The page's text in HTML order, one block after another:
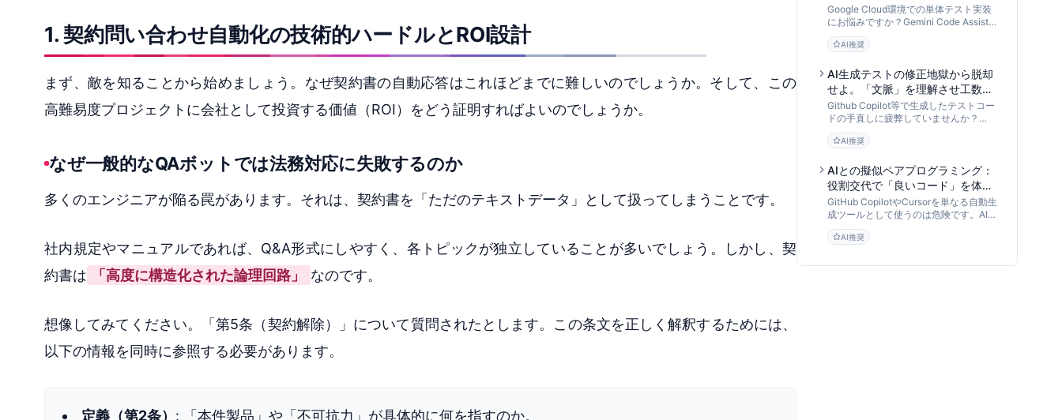
1. 契約問い合わせ自動化の技術的ハードルとROI設計
まず、敵を知ることから始めましょう。なぜ契約書の自動応答はこれほどまでに難しいのでしょうか。そして、この
高難易度プロジェクトに会社として投資する価値（ROI）をどう証明すればよいのでしょうか。
なぜ一般的なQAボットでは法務対応に失敗するのか
多くのエンジニアが陥る罠があります。それは、契約書を「ただのテキストデータ」として扱ってしまうことです。
社内規定やマニュアルであれば、Q&A形式にしやすく、各トピックが独立していることが多いでしょう。しかし、契
約書は
「高度に構造化された論理回路」 なのです。
想像してみてください。「第5条（契約解除）」について質問されたとします。この条文を正しく解釈するためには、
以下の情報を同時に参照する必要があります。
定義（第2条） : 「本件製品」や「不可抗力」が具体的に何を指すのか。
プライン：AI入力設計からモック
戦略まで
Google Cloud環境での単体テスト実装
にお悩みですか？Gemini Code Assistを
「データ処理パイプライン」として活用
し、Cloud Functions等のテストコード
DevOps専門家が解説します。
AI推奨
AI生成テストの修正地獄から脱却
せよ。「文脈」を理解させ工数を
8割削減するCody活用メソッド
Github Copilot等で生成したテストコー
ドの手直しに疲弊していませんか？
Sourcegraph Codyのリポジトリ全体理
解（コンテキスト認識）を活用し、依存
テスト」を生成する具体的かつ実践的な
手法を解説します。
AI推奨
AIとの擬似ペアプログラミング：
役割交代で「良いコード」を体得
する育成型開発フローの全貌
GitHub CopilotやCursorを単なる自動生
成ツールとして使うのは危険です。AI倫
理研究者が、AIを「擬似メンター」とし
て活用し、エンジニアの思考力とコード
の実践手法と組織導入フローを提言しま
AI推奨